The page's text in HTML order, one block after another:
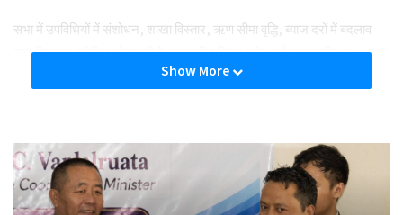
सभा में उपविधियों में संशोधन, शाखा विस्तार, ऋण सीमा वृद्धि, ब्याज दरों में बदलाव
तथा विघ्नहार क्रेडिट सोसायटी के प्रस्तावित विलय समेत कई ठराव पारित हुए। साथ
ही 11% लाभांश देने की घोषणा भी की गई।
Show More